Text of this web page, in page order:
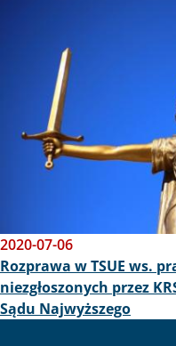
2020-07-06
Rozprawa w TSUE ws.
niezgłoszonych przez
Sądu Najwyższego